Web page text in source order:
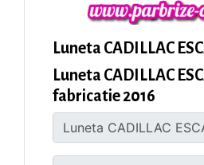
Luneta CADILLAC
Luneta CADILLAC
fabricatie 2016